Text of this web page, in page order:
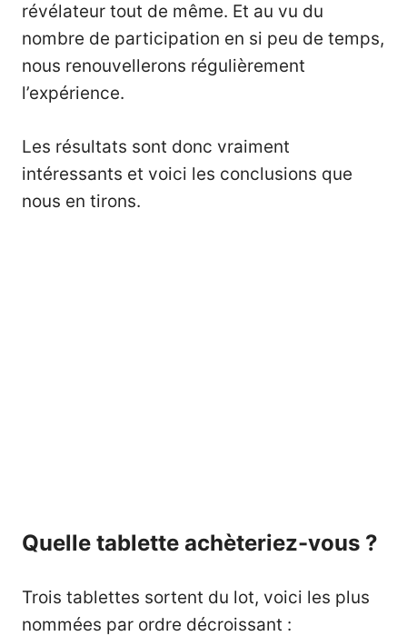
révélateur tout de même. Et au vu du
nombre de participation en si peu de temps,
nous renouvellerons régulièrement
l’expérience.
Les résultats sont donc vraiment
intéressants et voici les conclusions que
nous en tirons.
Quelle tablette achèteriez-vous ?
Trois tablettes sortent du lot, voici les plus
nommées par ordre décroissant :